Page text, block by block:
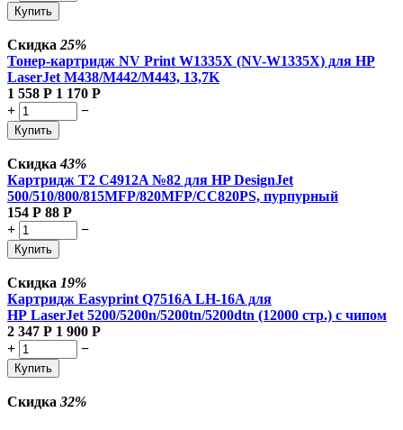
Купить
Скидка 25%
Тонер-картридж NV Print W1335X (NV-W1335X) для HP
LaserJet M438/M442/M443, 13,7K
1 558 Р 1 170 Р
+
−
Купить
Скидка43%
Картридж T2 C4912A №82 для HP DesignJet
500/510/800/815MFP/820MFP/CC820PS, пурпурный
154 Р 88 Р
+
−
Купить
Скидка 19%
Картридж Easyprint Q7516A LH-16A для
HP LaserJet 5200/5200n/5200tn/5200dtn (12000 стр.) с чипом
2 347 Р 1 900 Р
+
−
Купить
Скидка 32%